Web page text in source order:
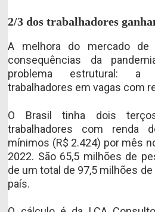
2/3 dos trabalhadores
A melhora do mercado de
consequências da
problema estrutural: a
trabalhadores em vagas com
O Brasil tinha dois
trabalhadores com renda
mínimos (R$ 2.424) por mês
2022. São 65,5 milhões de
de um total de 97,5 milhões
país.